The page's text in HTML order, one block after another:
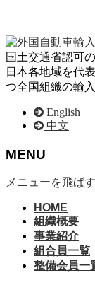
国土交通省認可
日本各地域を代
つ全国組織の輸
English
中文
MENU
メニューを飛ばす
HOME
組織概要
事業紹介
組合員一覧
整備会員一